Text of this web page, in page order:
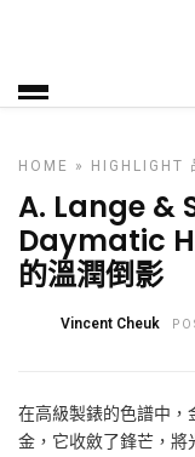
HOME » HIGHLIGHT
A. Lange &
Daymatic
的溫潤倒影
Vincent Cheuk
在高級製錶的色譜中，
金，它收斂了鋒芒，將